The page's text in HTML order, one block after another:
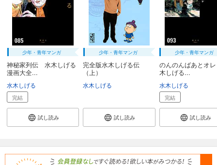
少年・青年マンガ
神秘家列伝 水木しげる
漫画大全...
水木しげる
完結
試し読み
少年・青年マンガ
完全版水木しげる伝
（上）
水木しげる
試し読み
少年・青年マンガ
のんのんばあとオ
木しげる...
水木しげる
完結
試し読み